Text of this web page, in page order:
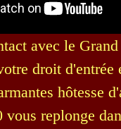
avec le
droit d'entrée
hôtesse
replonge